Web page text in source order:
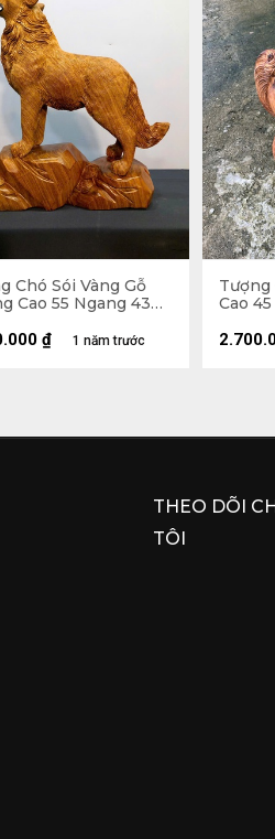
Chó Sói Vàng Gỗ
Cao 55 Ngang 43
1 năm trước
₫
Tượng
Cao
THEO DÕI
TÔI